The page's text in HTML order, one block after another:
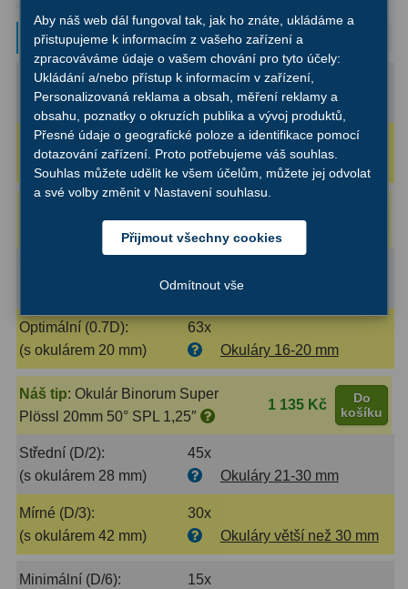
Hobby
Školní a studentské
Příslušenství mikroskopů16
Sklíčka8
Meteostanice52
Domácí
Pokročilé5
Profesionální9
Čidla2
Typové zvětšení
Maximální (2D):
179x
(s okulárem 7 mm)
Okuláry 6-7 mm
Rozlišovací (1.4D):
125x
(s okulárem 10 mm)
Okuláry 10-12 mm
975 Kč
Okuláry 13-15 mm
Optimální (0.7D):
63x
(s okulárem 20 mm)
Okuláry 16-20 mm
Náš tip: Okulár Binorum Super
Plössl 20mm 50° SPL 1,25″
1 135 Kč
Do
košíku
Střední (D/2):
45x
(s okulárem 28 mm)
Okuláry 21-30 mm
Mírné (D/3):
30x
(s okulárem 42 mm)
Okuláry větší než 30 mm
Minimální (D/6):
15x
Aby náš web dál fungoval tak, jak ho znáte, ukládáme a
přistupujeme k informacím z vašeho zařízení a
zpracováváme údaje o vašem chování pro tyto účely:
Ukládání a/nebo přístup k informacím v zařízení,
Personalizovaná reklama a obsah, měření reklamy a
obsahu, poznatky o okruzích publika a vývoj produktů,
Přesné údaje o geografické poloze a identifikace pomocí
dotazování zařízení. Proto potřebujeme váš souhlas.
Souhlas můžete udělit ke všem účelům, můžete jej odvolat
a své volby změnit v Nastavení souhlasu.
Přijmout všechny cookies
Odmítnout vše